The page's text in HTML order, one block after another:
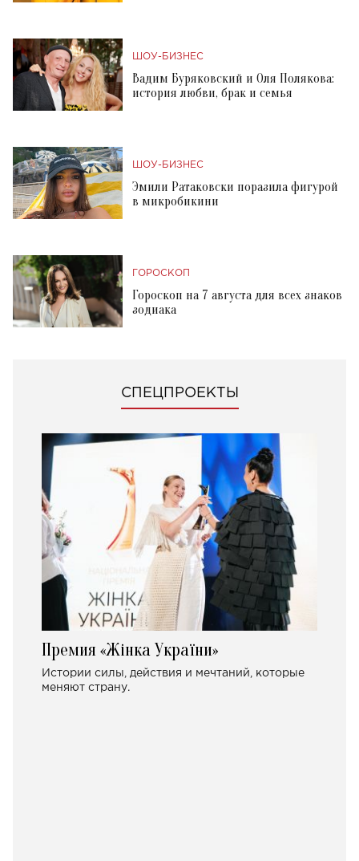
ШОУ-БИЗНЕС
Вадим Буряковский и Оля Полякова:
история любви, брак и семья
ШОУ-БИЗНЕС
Эмили Ратаковски поразила фигурой
в микробикини
ГОРОСКОП
Гороскоп на 7 августа для всех знаков
зодиака
СПЕЦПРОЕКТЫ
Премия «Жінка України»
Истории силы, действия и мечтаний, которые
меняют страну.